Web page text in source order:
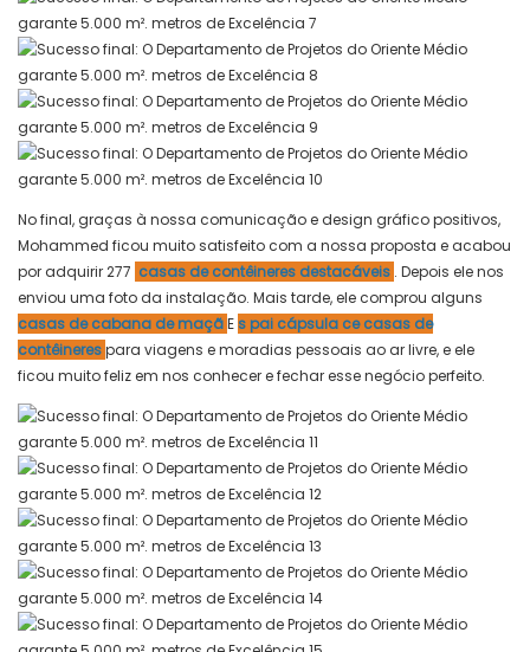
No final, graças à nossa comunicação e design gráfico positivos,
Mohammed ficou muito satisfeito com a nossa proposta e acabou
por adquirir 277 casas de contêineres destacáveis . Depois ele nos
enviou uma foto da instalação. Mais tarde, ele comprou alguns
casas de cabana de maçãEspai cápsula cecasas de
contêinerespara viagens e moradias pessoais ao ar livre, e ele
ficou muito feliz em nos conhecer e fechar esse negócio perfeito.